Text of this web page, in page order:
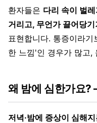
환자들은 다리 속이 벌
거리고, 무언가 끌어당
표현합니다. 통증이라
한 느낌'인 경우가 많고,
왜 밤에 심한가요
저녁·밤에 증상이 심해